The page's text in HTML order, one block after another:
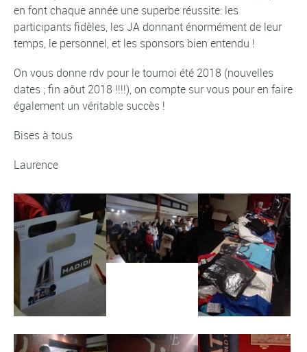
en font chaque année une superbe réussite: les
participants fidèles, les JA donnant énormément de leur
temps, le personnel, et les sponsors bien entendu !
On vous donne rdv pour le tournoi été 2018 (nouvelles
dates ; fin aôut 2018 !!!!), on compte sur vous pour en faire
également un véritable succès !
Bises à tous
Laurence